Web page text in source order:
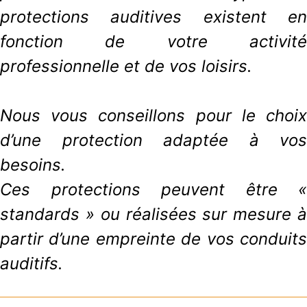
protections auditives existent en
fonction de votre activité
professionnelle et de vos loisirs.
Nous vous conseillons pour le choix
d’une protection adaptée à vos
besoins.
Ces protections peuvent être «
standards » ou réalisées sur mesure à
partir d’une empreinte de vos conduits
auditifs.